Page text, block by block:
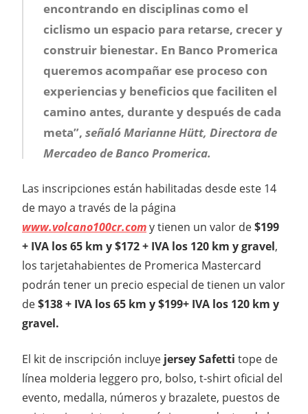
encontrando en disciplinas como el
ciclismo un espacio para retarse, crecer y
construir bienestar. En Banco Promerica
queremos acompañar ese proceso con
experiencias y beneficios que faciliten el
camino antes, durante y después de cada
meta”, señaló Marianne Hütt, Directora de
Mercadeo de Banco Promerica.
Las inscripciones están habilitadas desde este 14
de mayo a través de la página
www.volcano100cr.comy tienen un valor de$199
+ IVA los 65 km y $172 + IVA los 120 km y gravel,
los tarjetahabientes de Promerica Mastercard
podrán tener un precio especial de tienen un valor
de$138 + IVA los 65 km y $199+ IVA los 120 km y
gravel.
El kit de inscripción incluye jersey Safetti tope de
línea molderia leggero pro, bolso, t-shirt oficial del
evento, medalla, números y brazalete, puestos de